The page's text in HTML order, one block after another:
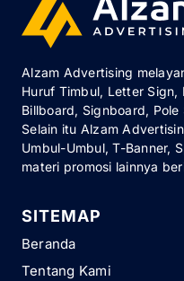
Alzam Advertising
Huruf Timbul, Letter Sign,
Billboard, Signboard,
Selain itu Alzam
Umbul-Umbul, T-Banner,
materi promosi lainnya
SITEMAP
Beranda
Tentang Kami